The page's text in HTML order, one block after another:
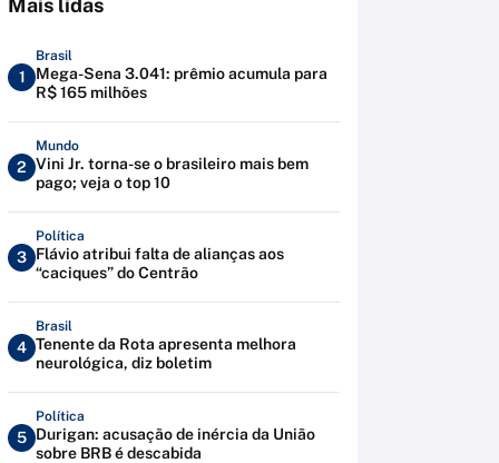
Mais lidas
1
Brasil
Mega-Sena 3.041: prêmio acumula para
R$ 165 milhões
2
Mundo
Vini Jr. torna-se o brasileiro mais bem
pago; veja o top 10
3
Política
Flávio atribui falta de alianças aos
“caciques” do Centrão
4
Brasil
Tenente da Rota apresenta melhora
neurológica, diz boletim
5
Política
Durigan: acusação de inércia da União
sobre BRB é descabida